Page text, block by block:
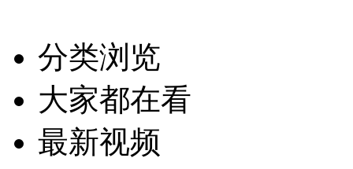
分类浏览
大家都在看
最新视频